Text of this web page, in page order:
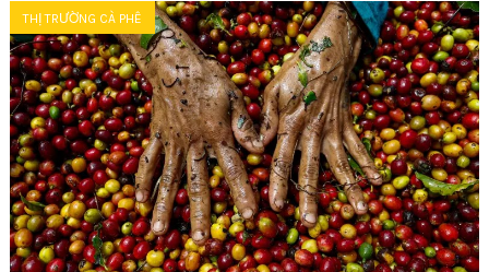
THỊ TRƯỜNG CÀ PHÊ